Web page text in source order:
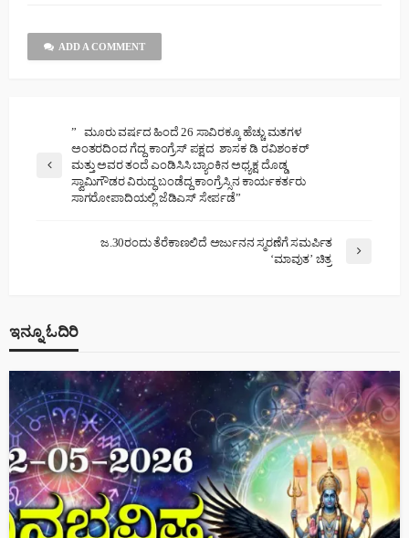
ADD A COMMENT
” ಮೂರು ವರ್ಷದ ಹಿಂದೆ 26 ಸಾವಿರಕ್ಕೂ ಹೆಚ್ಚು ಮತಗಳ
ಅಂತರದಿಂದ ಗೆದ್ದ ಕಾಂಗ್ರೆಸ್ ಪಕ್ಷದ ಶಾಸಕ ಡಿ ರವಿಶಂಕರ್
ಮತ್ತು ಅವರ ತಂದೆ ಎಂಡಿಸಿಸಿ ಬ್ಯಾಂಕಿನ ಅಧ್ಯಕ್ಷ ದೊಡ್ಡ
ಸ್ವಾಮಿಗೌಡರ ವಿರುದ್ಧ ಬಂಡೆದ್ದ ಕಾಂಗ್ರೆಸ್ಸಿನ ಕಾರ್ಯಕರ್ತರು
ಸಾಗರೋಪಾದಿಯಲ್ಲಿ ಜೆಡಿಎಸ್ ಸೇರ್ಪಡೆ”
ಜ.30ರಂದು ತೆರೆಕಾಣಲಿದೆ ಅರ್ಜುನನ ಸ್ಮರಣೆಗೆ ಸಮರ್ಪಿತ
‘ಮಾವುತ’ ಚಿತ್ರ
ಇನ್ನೂ ಓದಿರಿ